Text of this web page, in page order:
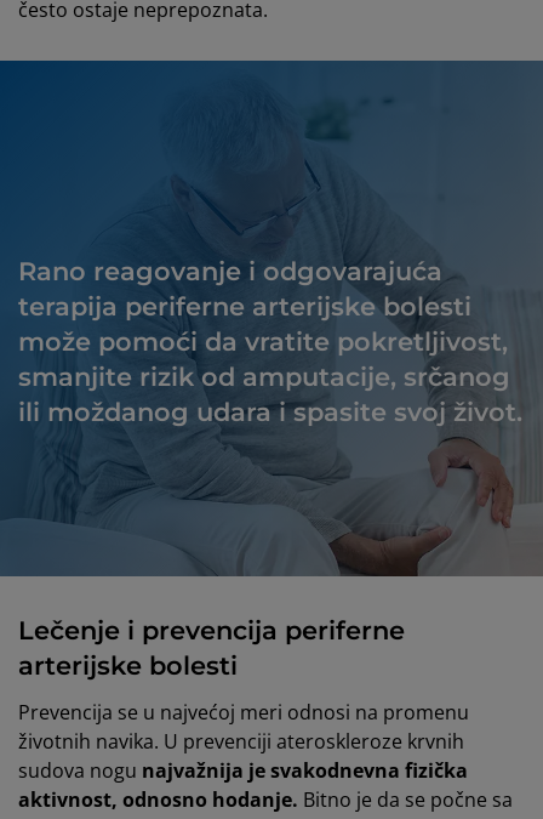
često ostaje neprepoznata.
Rano reagovanje i odgovarajuća
terapija periferne arterijske bolesti
može pomoći da vratite pokretljivost,
smanjite rizik od amputacije, srčanog
ili moždanog udara i spasite svoj život.
Lečenje i prevencija periferne
arterijske bolesti
Prevencija se u najvećoj meri odnosi na promenu
životnih navika. U prevenciji ateroskleroze krvnih
sudova nogu najvažnija je svakodnevna fizička
aktivnost, odnosno hodanje. Bitno je da se počne sa